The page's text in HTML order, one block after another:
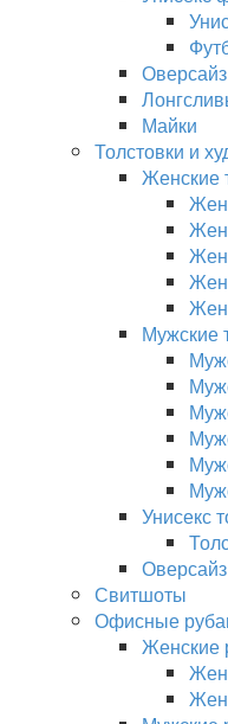
Майки
Толстовки и
Женские
Мужские
Унисекс
Свитшоты
Офисные
Женские